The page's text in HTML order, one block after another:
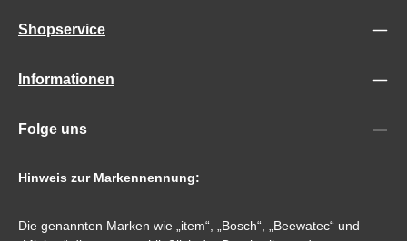
Shopservice
Informationen
Folge uns
Hinweis zur Markennennung:
Die genannten Marken wie „item“, „Bosch“, „Beewatec“ und